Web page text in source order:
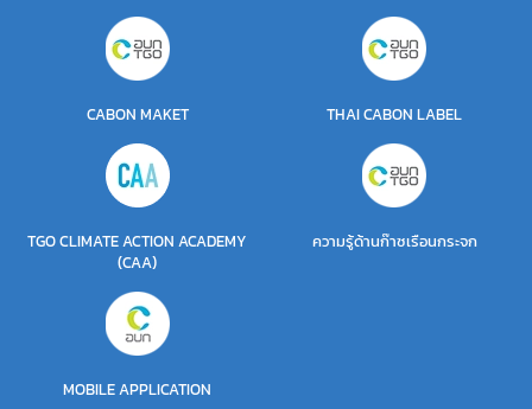
CABON MAKET THAI CABON LABEL
TGO CLIMATE ACTION ACADEMY
(CAA)
ความรู้ด้านก๊าซเรือนกระจก
MOBILE APPLICATION